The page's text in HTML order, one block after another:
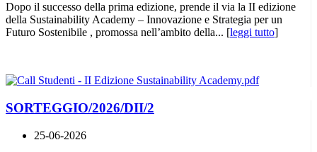
Dopo il successo della prima edizione, prende il via la II edizione
della Sustainability Academy – Innovazione e Strategia per un
Futuro Sostenibile , promossa nell’ambito della... [leggi tutto]
SORTEGGIO/2026/DII/2
25-06-2026